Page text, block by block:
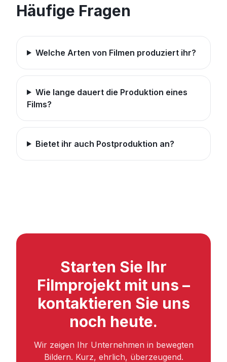
Häufige Fragen
Welche Arten von Filmen produziert ihr?
Wie lange dauert die Produktion eines
Films?
Bietet ihr auch Postproduktion an?
Starten Sie Ihr
Filmprojekt mit uns –
kontaktieren Sie uns
noch heute.
Wir zeigen Ihr Unternehmen in bewegten
Bildern. Kurz, ehrlich, überzeugend.